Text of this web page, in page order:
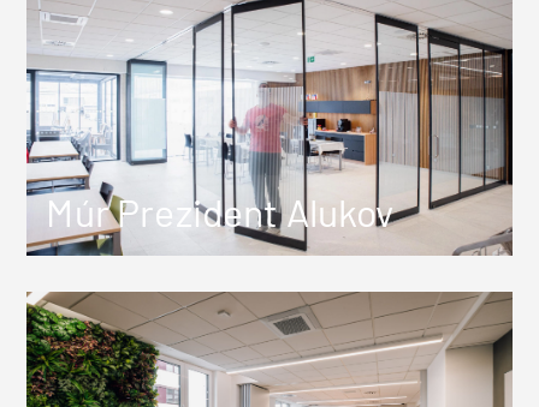
Múr Prezident Alukov